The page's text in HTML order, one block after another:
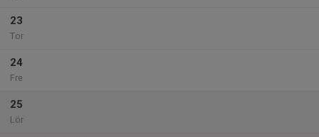
23
Tor
24
Fre
25
Lör